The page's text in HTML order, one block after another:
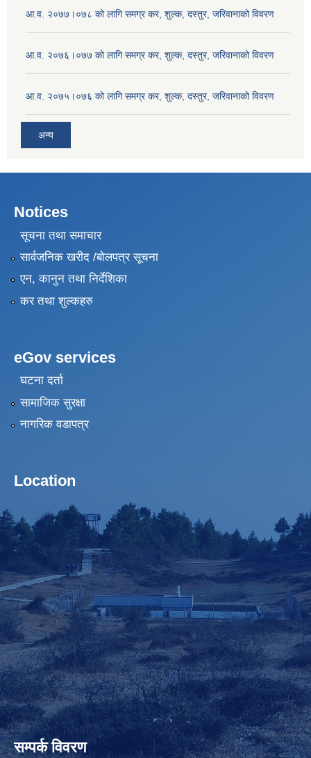
आ.व. २०७७।०७८ को लागि समग्र कर, शुल्क, दस्तुर, जरिवानाको विवरण
आ.व. २०७६।०७७ को लागि समग्र कर, शुल्क, दस्तुर, जरिवानाको विवरण
आ.व. २०७५।०७६ को लागि समग्र कर, शुल्क, दस्तुर, जरिवानाको विवरण
अन्य
Notices
सूचना तथा समाचार
सार्वजनिक खरीद /बोलपत्र सूचना
एन, कानुन तथा निर्देशिका
कर तथा शुल्कहरु
eGov services
घटना दर्ता
सामाजिक सुरक्षा
नागरिक वडापत्र
Location
सम्पर्क विवरण